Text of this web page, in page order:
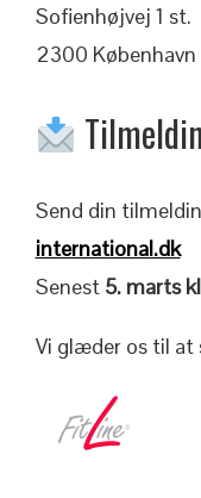
Sofienhøjvej 1 st.
2300 København
Send din
international.dk
Senest 5. marts
Vi glæder os til at